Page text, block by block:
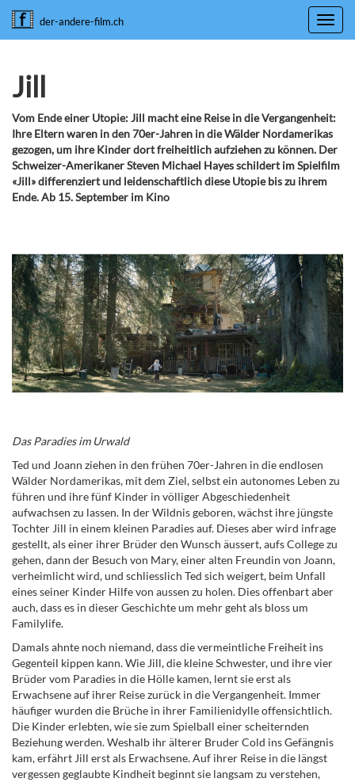
der-andere-film.ch
Jill
Vom Ende einer Utopie: Jill macht eine Reise in die Vergangenheit:
Ihre Eltern waren in den 70er-Jahren in die Wälder Nordamerikas
gezogen, um ihre Kinder dort freiheitlich aufziehen zu können. Der
Schweizer-Amerikaner Steven Michael Hayes schildert im Spielfilm
«Jill» differenziert und leidenschaftlich diese Utopie bis zu ihrem
Ende. Ab 15. September im Kino
Das Paradies im Urwald
Ted und Joann ziehen in den frühen 70er-Jahren in die endlosen
Wälder Nordamerikas, mit dem Ziel, selbst ein autonomes Leben zu
führen und ihre fünf Kinder in völliger Abgeschiedenheit
aufwachsen zu lassen. In der Wildnis geboren, wächst ihre jüngste
Tochter Jill in einem kleinen Paradies auf. Dieses aber wird infrage
gestellt, als einer ihrer Brüder den Wunsch äussert, aufs College zu
gehen, dann der Besuch von Mary, einer alten Freundin von Joann,
verheimlicht wird, und schliesslich Ted sich weigert, beim Unfall
eines seiner Kinder Hilfe von aussen zu holen. Dies offenbart aber
auch, dass es in dieser Geschichte um mehr geht als bloss um
Familylife.
Damals ahnte noch niemand, dass die vermeintliche Freiheit ins
Gegenteil kippen kann. Wie Jill, die kleine Schwester, und ihre vier
Brüder vom Paradies in die Hölle kamen, lernt sie erst als
Erwachsene auf ihrer Reise zurück in die Vergangenheit. Immer
häufiger wurden die Brüche in ihrer Familienidylle offensichtlich.
Die Kinder erlebten, wie sie zum Spielball einer scheiternden
Beziehung werden. Weshalb ihr älterer Bruder Cold ins Gefängnis
kam, erfährt Jill erst als Erwachsene. Auf ihrer Reise in die längst
vergessen geglaubte Kindheit beginnt sie langsam zu verstehen,